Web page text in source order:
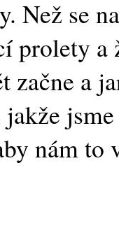
Než se
prolety
začne a
nám to